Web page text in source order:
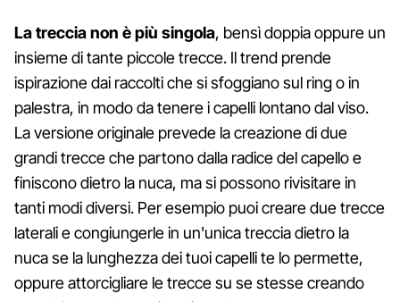
La treccia non è più singola, bensì doppia oppure un
insieme di tante piccole trecce. Il trend prende
ispirazione dai raccolti che si sfoggiano sul ring o in
palestra, in modo da tenere i capelli lontano dal viso.
La versione originale prevede la creazione di due
grandi trecce che partono dalla radice del capello e
finiscono dietro la nuca, ma si possono rivisitare in
tanti modi diversi. Per esempio puoi creare due trecce
laterali e congiungerle in un'unica treccia dietro la
nuca se la lunghezza dei tuoi capelli te lo permette,
oppure attorcigliare le trecce su se stesse creando